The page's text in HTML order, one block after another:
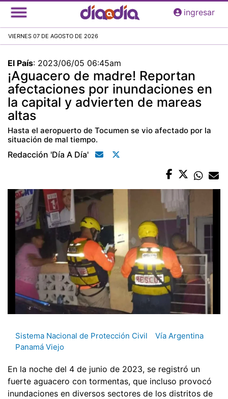
Pasar
al
principal
ingresar
VIERNES 07 DE AGOSTO DE 2026
El País: 2023/06/05 06:45am
¡Aguacero de madre! Reportan
afectaciones por inundaciones en
la capital y advierten de mareas
altas
Hasta el aeropuerto de Tocumen se vio afectado por la
situación de mal tiempo.
Redacción 'día A Día'
Sistema Nacional de Protección Civil
Vía Argentina
Panamá Viejo
En la noche del 4 de junio de 2023, se registró un
fuerte aguacero con tormentas, que incluso provocó
inundaciones en diversos sectores de los distritos de